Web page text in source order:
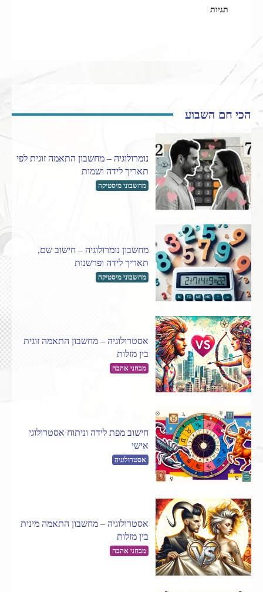
הכי חם השבוע
נומרולוגיה – מחשבון התאמה זוגית לפי
תאריך לידה ושמות
מחשבוני מיסטיקה
מחשבון נומרולוגיה – חישוב שם,
תאריך לידה ופרשנות
מחשבוני מיסטיקה
אסטרולוגיה – מחשבון התאמה זוגית
בין מזלות
מבחני אהבה
חישוב מפת לידה וניתוח אסטרולוגי
אישי
אסטרולוגיה
אסטרולוגיה – מחשבון התאמה מינית
בין מזלות
מבחני אהבה
תגיות